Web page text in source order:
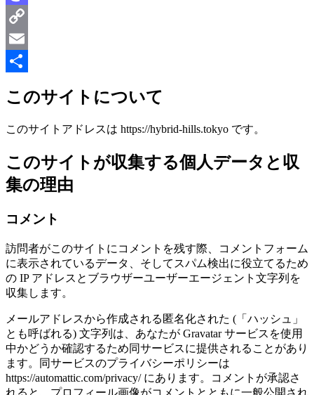
Mastodon
Copy
Link
Email
有
このサイトについて
このサイトアドレスは https://hybrid-hills.tokyo です。
このサイトが収集する個人データと収
集の理由
コメント
訪問者がこのサイトにコメントを残す際、コメントフォーム
に表示されているデータ、そしてスパム検出に役立てるため
の IP アドレスとブラウザーユーザーエージェント文字列を
収集します。
メールアドレスから作成される匿名化された (「ハッシュ」
とも呼ばれる) 文字列は、あなたが Gravatar サービスを使用
中かどうか確認するため同サービスに提供されることがあり
ます。同サービスのプライバシーポリシーは
https://automattic.com/privacy/ にあります。コメントが承認さ
れると、プロフィール画像がコメントとともに一般公開され